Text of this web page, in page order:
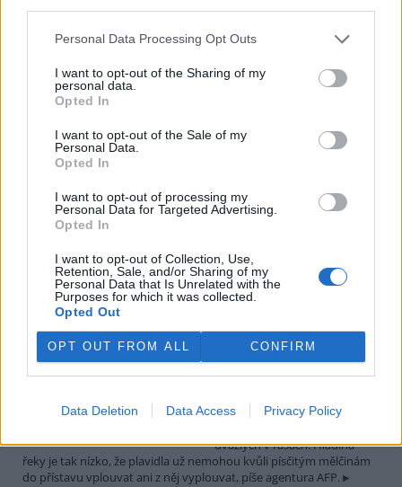
Personal Data Processing Opt Outs
I want to opt-out of the Sharing of my
personal data.
Opted In
I want to opt-out of the Sale of my
Personal Data.
Opted In
I want to opt-out of processing my
Personal Data for Targeted Advertising.
Opted In
I want to opt-out of Collection, Use,
Retention, Sale, and/or Sharing of my
Personal Data that Is Unrelated with the
Purposes for which it was collected.
Opted Out
OPT OUT FROM ALL CONFIRM
Data Deletion Data Access Privacy Policy
nejvíce v historii firmy
5.8.2026 15:42 (
)
Diskuse: 1
hektarech vodní plochy, chybí
více než třetina vody. Oproti
metrů krychlových vody méně. Každý týden se kvůli extrémně
vysokým teplotám a nedostatku srážek odpaří další 2,5 procenta.
Kvůli suchu začali rybáři s výlovy některých rybníků předčasně,
Třeboň Vladimír Kukačka.
Hladina Dunaje je na rekordním minimu; lodě uvázly,
rybáři jsou bez práce
5.8.2026 15:37 | BUKUREŠŤ (ČTK
Diskuse: 17
Turistický přístav v
které leží na břehu Dunaje, je
uvázlých v řasách. Hladina
řeky je tak nízko, že plavidla už nemohou kvůli písčitým mělčinám
do přístavu vplouvat ani z něj vyplouvat, píše agentura AFP.